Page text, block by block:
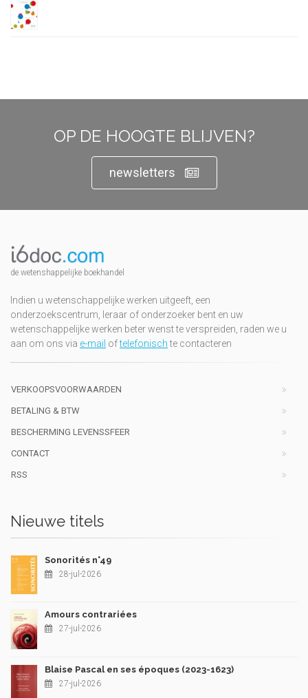
OP DE HOOGTE BLIJVEN?
newsletters
de wetenshappelijke boekhandel
Indien u wetenschappelijke werken uitgeeft, een
onderzoekscentrum, leraar of onderzoeker bent en uw
wetenschappelijke werken beter wenst te verspreiden, raden we u
aan om ons via e-mail oftelefonischte contacteren
VERKOOPSVOORWAARDEN
BETALING & BTW
BESCHERMING LEVENSSFEER
CONTACT
RSS
Nieuwe titels
Sonorités n°49
28-jul-2026
Amours contrariées
27-jul-2026
Blaise Pascal en ses époques (2023-1623)
27-jul-2026